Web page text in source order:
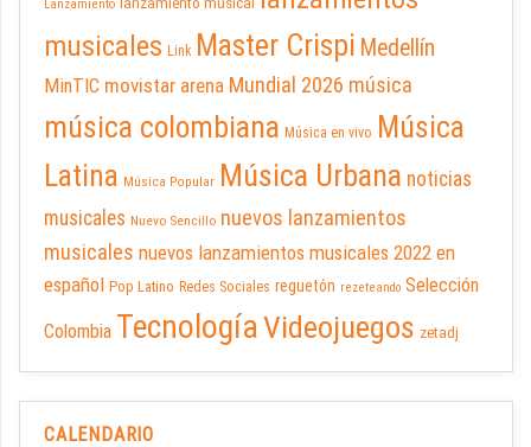
Lanzamiento
musicales Link Master Crispi Medellín
MinTIC movistar arena Mundial 2026 música
música colombiana Música en vivo Música
Latina Música Popular Música Urbana noticias
musicales Nuevo Sencillo nuevos lanzamientos
musicales nuevos lanzamientos musicales 2022 en
español Pop Latino Redes Sociales reguetón rezeteando Selección
Colombia TecnologíaVideojuegos zetadj
CALENDARIO